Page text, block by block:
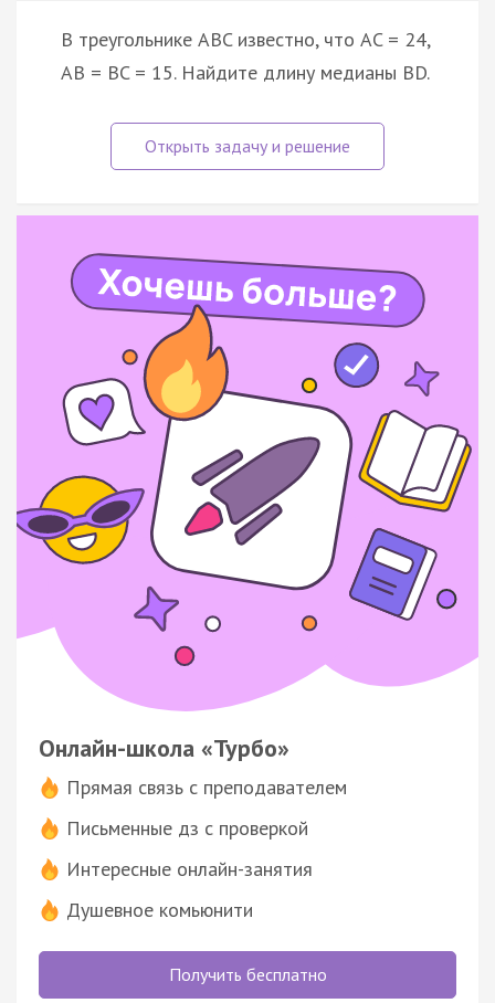
В треугольнике ABC известно, что AC = 24,
AB = BC = 15. Найдите длину медианы BD.
Онлайн-школа «Турбо»
Прямая связь с преподавателем
Письменные дз с проверкой
Интересные онлайн-занятия
Душевное комьюнити
Получить бесплатно